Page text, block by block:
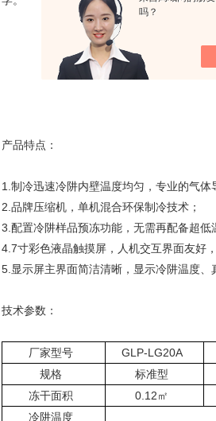
吗？
产品特点：
1.制冷迅速冷阱内壁温度均匀，专业的气体
2.品牌压缩机，单机混合环保制冷技术；
3.配置冷阱样品预冻功能，无需再配备超低
4.7寸彩色液晶触摸屏，人机交互界面友好
5.显示屏主界面简洁清晰，显示冷阱温度、
技术参数：
厂家型号 GLP-LG20A
规格
标准型
冻干面积
0.12㎡
冷阱温度